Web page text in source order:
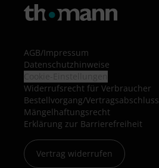
AGB/Impressum
Datenschutzhinweise
Widerrufsrecht für Verbraucher
Bestellvorgang/Vertragsabschluss
Mängelhaftungsrecht
Erklärung zur Barrierefreiheit
Vertrag widerrufen